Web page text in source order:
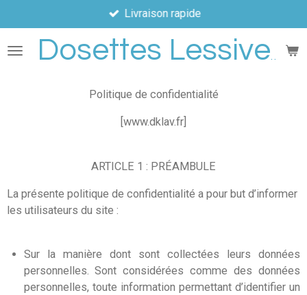
au
contenu
principalDosettes Lessive
Livraison rapide
Politique de confidentialité
[www.dklav.fr]
ARTICLE 1 : PRÉAMBULE
La présente politique de confidentialité a pour but d’informer
les utilisateurs du site :
Sur la manière dont sont collectées leurs données
personnelles. Sont considérées comme des données
personnelles, toute information permettant d’identifier un